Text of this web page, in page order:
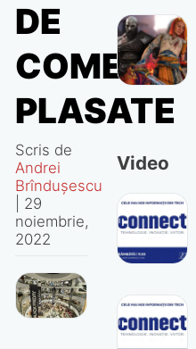
DE
COMENZI
PLASATE
Scris de
Andrei
Brîndușescu
29
noiembrie,
2022
Video